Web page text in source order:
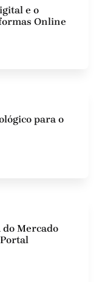
e o
Online
para o
do Mercado